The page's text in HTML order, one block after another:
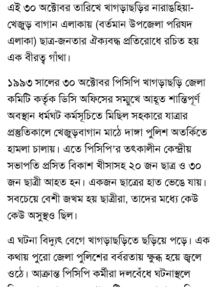
এই ৩০ অক্টোবর তারিখে খাগড়াছড়ির নারাঙহিয়া-
খেজুড় বাগান এলাকায় (বর্তমান উপজেলা পরিষদ
এলাকা) ছাত্র-জনতার ঐক্যবদ্ধ প্রতিরোধে রচিত হয়
এক বীরত্ব গাঁথা।
১৯৯৩ সালের ৩০ অক্টোবর পিসিপি খাগড়াছড়ি জেলা
কমিটি কর্তৃক ডিসি অফিসের সম্মুখে আহূত শান্তিপূর্ণ
অবস্থান ধর্মঘট কর্মসূচিতে মিছিল সহকারে যাত্রার
প্রস্তুতিকালে খেজুড়বাগান মাঠে দাঙ্গা পুলিশ অতর্কিতে
হামলা চালায়। এতে পিসিপি’র তৎকালীন কেন্দ্রীয়
সভাপতি প্রসিত বিকাশ খীসাসহ ২০ জন ছাত্র ও ৩০
জন ছাত্রী আহত হন। একজন ছাত্রের হাত ভেঙে যায়।
সবচেয়ে বেশী জখম হয় ছাত্রীরা, তাদের মধ্যে কেউ
কেউ অসুস্থও ছিল।
এ ঘটনা বিদ্যুৎ বেগে খাগড়াছড়িতে ছড়িয়ে পড়ে। এক
কথায় পুরো জেলা পুলিশের বর্বরতায় ক্ষুব্ধ হয়ে জ্বলে
ওঠে। আক্রান্ত পিসিপি কর্মীরা দলবেঁধে ঘটনাস্থলে